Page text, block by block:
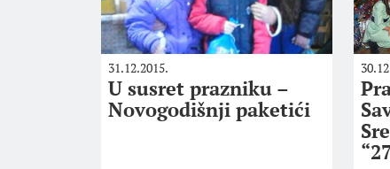
31.12.2015.
U susret prazniku –
Novogodišnji paketići